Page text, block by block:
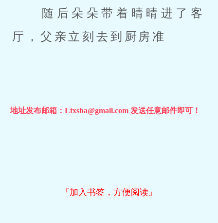
厅，父亲立刻去到厨房准
地址发布邮箱：Ltxsba@gmail.com 发送任意邮件即可！
『加入书签，方便阅读』